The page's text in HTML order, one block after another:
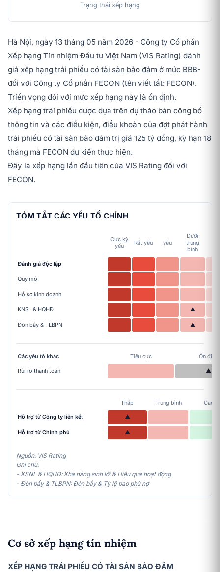
Trạng thái xếp hạng
Hà Nội, ngày 13 tháng 05 năm 2026 - Công ty Cổ phần
Xếp hạng Tín nhiệm Đầu tư Việt Nam (VIS Rating) đánh
giá xếp hạng trái phiếu có tài sản bảo đảm ở mức BBB-
đối với Công ty Cổ phần FECON (tên viết tắt: FECON).
Triển vọng đối với mức xếp hạng này là ổn định.
Xếp hạng trái phiếu được dựa trên dự thảo bản công bố
thông tin và các điều kiện, điều khoản của đợt phát hành
trái phiếu có tài sản bảo đảm trị giá 125 tỷ đồng, kỳ hạn 18
tháng mà FECON dự kiến thực hiện.
Đây là xếp hạng lần đầu tiên của VIS Rating đối với
FECON.
TÓM TẮT CÁC YẾU TỐ CHÍNH
Cực kỳ
yếu
Rất yếu yếu
Dưới
trung
bình
Đánh giá độc lập
Quy mô
Hồ sơ kinh doanh
KNSL & HQHĐ ▲
Đòn bẩy & TLBPN ▲
Các yếu tố khác Tiêu cực Ổn định
Rủi ro thanh toán ▲
Thấp Trung bình Cao
Hỗ trợ từ Công ty liên kết ▲
Hỗ trợ từ Chính phủ ▲
Nguồn: VIS Rating
Ghi chú:
- KSNL & HQHĐ: Khả năng sinh lời & Hiệu quả hoạt động
- Đòn bẩy & TLBPN: Đòn bẩy & Tỷ lệ bao phủ nợ
Cơ sở xếp hạng tín nhiệm
XẾP HẠNG TRÁI PHIẾU CÓ TÀI SẢN BẢO ĐẢM